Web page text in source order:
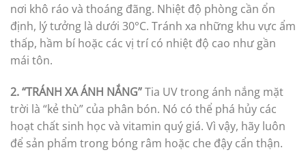
nơi khô ráo và thoáng đãng. Nhiệt độ phòng cần ổn
định, lý tưởng là dưới 30°C. Tránh xa những khu vực ẩm
thấp, hầm bí hoặc các vị trí có nhiệt độ cao như gần
mái tôn.
2. “TRÁNH XA ÁNH NẮNG”Tia UV trong ánh nắng mặt
trời là “kẻ thù” của phân bón. Nó có thể phá hủy các
hoạt chất sinh học và vitamin quý giá. Vì vậy, hãy luôn
để sản phẩm trong bóng râm hoặc che đậy cẩn thận.